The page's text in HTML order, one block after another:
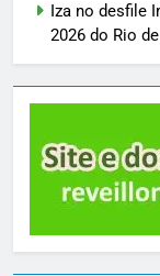
Iza no desfile
2026 do Rio